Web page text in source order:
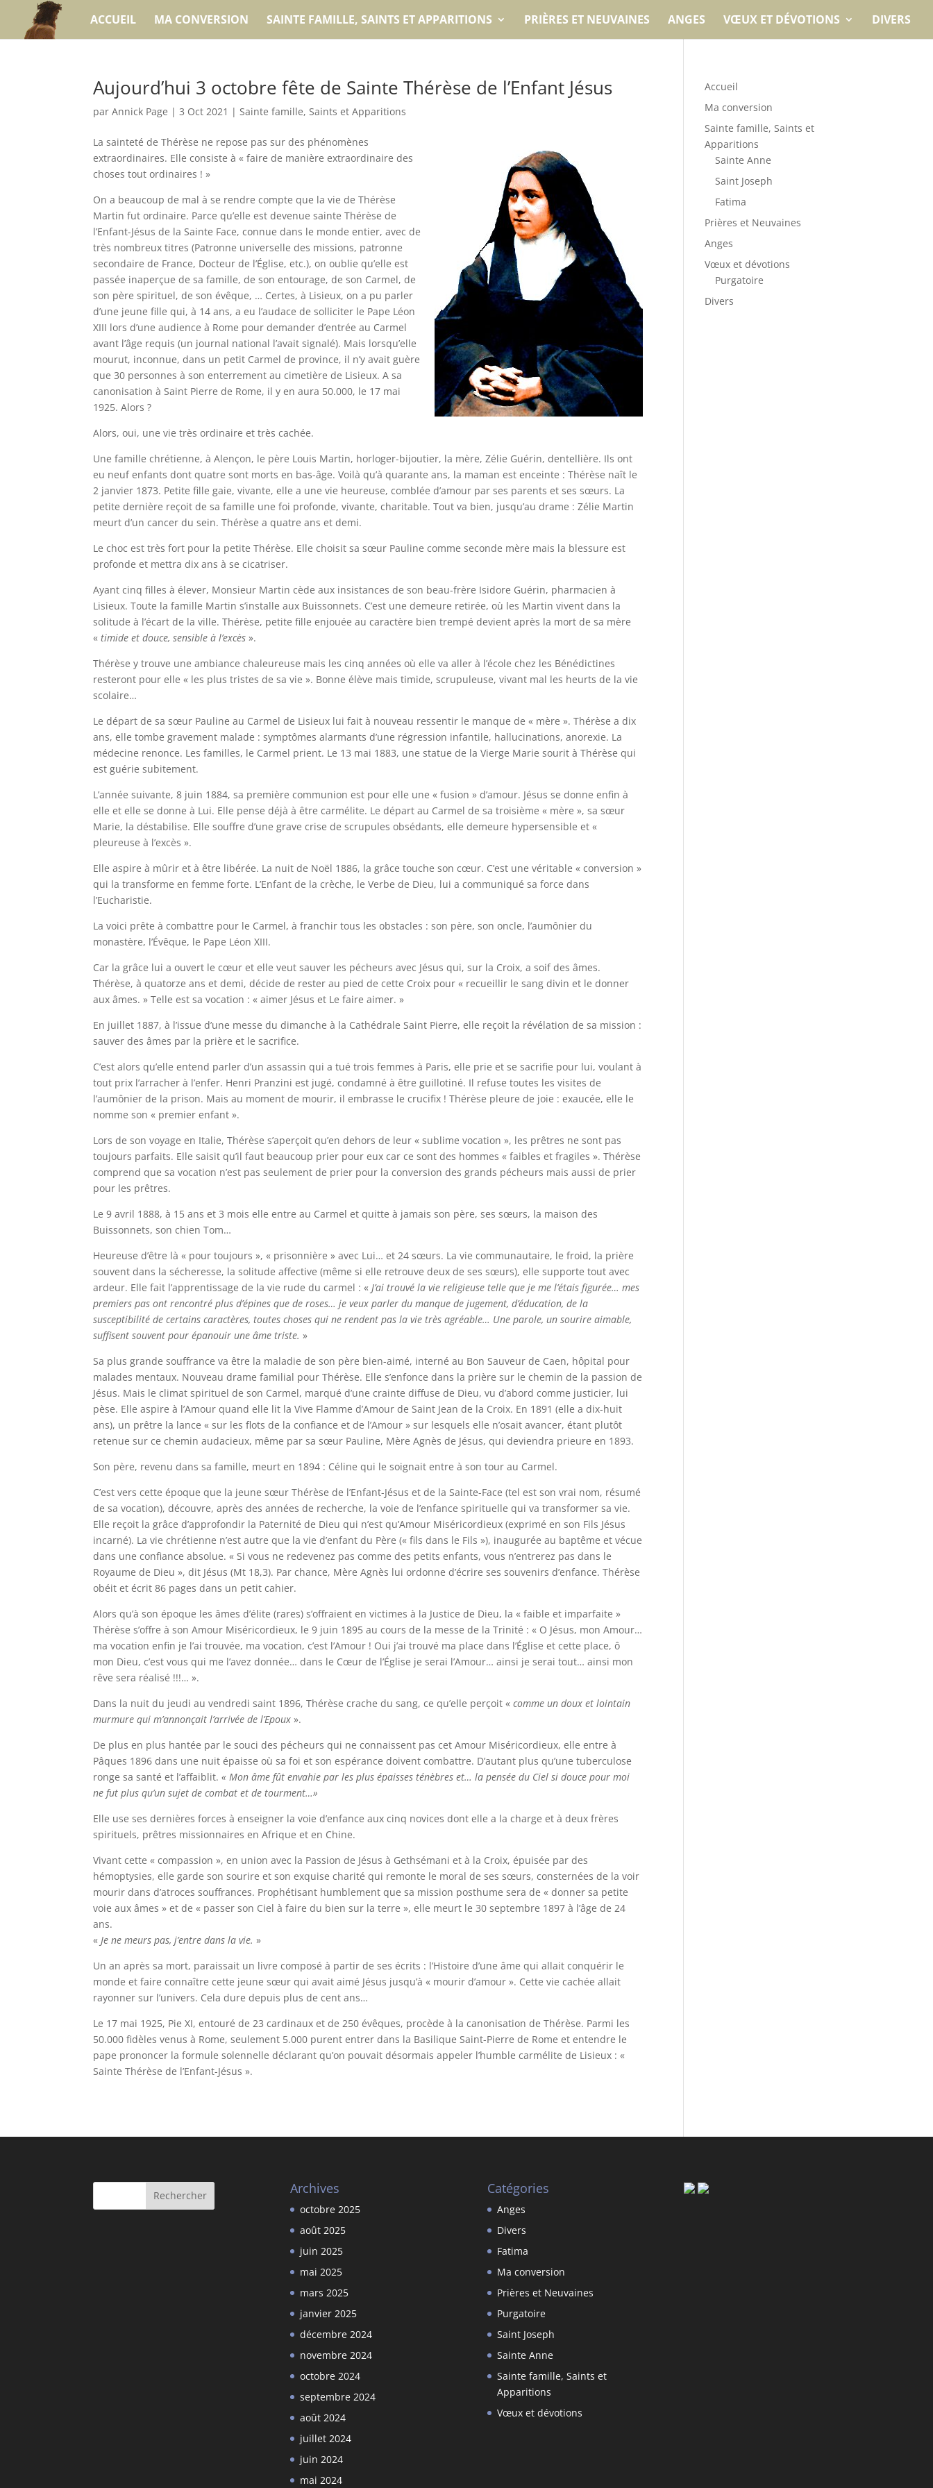
ACCUEIL MA CONVERSION SAINTE FAMILLE, SAINTS ET APPARITIONS PRIÈRES ET NEUVAINES ANGES VŒUX ET DÉVOTIONS DIVERS
Aujourd’hui 3 octobre fête de Sainte Thérèse de l’Enfant Jésus
parAnnick Page |3 Oct 2021 |Sainte famille, Saints et Apparitions
La sainteté de Thérèse ne repose pas sur des phénomènes
extraordinaires. Elle consiste à « faire de manière extraordinaire des
choses tout ordinaires ! »
On a beaucoup de mal à se rendre compte que la vie de Thérèse
Martin fut ordinaire. Parce qu’elle est devenue sainte Thérèse de
l’Enfant-Jésus de la Sainte Face, connue dans le monde entier, avec de
très nombreux titres (Patronne universelle des missions, patronne
secondaire de France, Docteur de l’Église, etc.), on oublie qu’elle est
passée inaperçue de sa famille, de son entourage, de son Carmel, de
son père spirituel, de son évêque, … Certes, à Lisieux, on a pu parler
d’une jeune fille qui, à 14 ans, a eu l’audace de solliciter le Pape Léon
XIII lors d’une audience à Rome pour demander d’entrée au Carmel
avant l’âge requis (un journal national l’avait signalé). Mais lorsqu’elle
mourut, inconnue, dans un petit Carmel de province, il n’y avait guère
que 30 personnes à son enterrement au cimetière de Lisieux. A sa
canonisation à Saint Pierre de Rome, il y en aura 50.000, le 17 mai
1925. Alors ?
Alors, oui, une vie très ordinaire et très cachée.
Une famille chrétienne, à Alençon, le père Louis Martin, horloger-bijoutier, la mère, Zélie Guérin, dentellière. Ils ont
eu neuf enfants dont quatre sont morts en bas-âge. Voilà qu’à quarante ans, la maman est enceinte : Thérèse naît le
2 janvier 1873. Petite fille gaie, vivante, elle a une vie heureuse, comblée d’amour par ses parents et ses sœurs. La
petite dernière reçoit de sa famille une foi profonde, vivante, charitable. Tout va bien, jusqu’au drame : Zélie Martin
meurt d’un cancer du sein. Thérèse a quatre ans et demi.
Le choc est très fort pour la petite Thérèse. Elle choisit sa sœur Pauline comme seconde mère mais la blessure est
profonde et mettra dix ans à se cicatriser.
Ayant cinq filles à élever, Monsieur Martin cède aux insistances de son beau-frère Isidore Guérin, pharmacien à
Lisieux. Toute la famille Martin s’installe aux Buissonnets. C’est une demeure retirée, où les Martin vivent dans la
solitude à l’écart de la ville. Thérèse, petite fille enjouée au caractère bien trempé devient après la mort de sa mère
«timide et douce, sensible à l’excès».
Thérèse y trouve une ambiance chaleureuse mais les cinq années où elle va aller à l’école chez les Bénédictines
resteront pour elle « les plus tristes de sa vie ». Bonne élève mais timide, scrupuleuse, vivant mal les heurts de la vie
scolaire…
Le départ de sa sœur Pauline au Carmel de Lisieux lui fait à nouveau ressentir le manque de « mère ». Thérèse a dix
ans, elle tombe gravement malade : symptômes alarmants d’une régression infantile, hallucinations, anorexie. La
médecine renonce. Les familles, le Carmel prient. Le 13 mai 1883, une statue de la Vierge Marie sourit à Thérèse qui
est guérie subitement.
L’année suivante, 8 juin 1884, sa première communion est pour elle une « fusion » d’amour. Jésus se donne enfin à
elle et elle se donne à Lui. Elle pense déjà à être carmélite. Le départ au Carmel de sa troisième « mère », sa sœur
Marie, la déstabilise. Elle souffre d’une grave crise de scrupules obsédants, elle demeure hypersensible et «
pleureuse à l’excès ».
Elle aspire à mûrir et à être libérée. La nuit de Noël 1886, la grâce touche son cœur. C’est une véritable « conversion »
qui la transforme en femme forte. L’Enfant de la crèche, le Verbe de Dieu, lui a communiqué sa force dans
l’Eucharistie.
La voici prête à combattre pour le Carmel, à franchir tous les obstacles : son père, son oncle, l’aumônier du
monastère, l’Évêque, le Pape Léon XIII.
Car la grâce lui a ouvert le cœur et elle veut sauver les pécheurs avec Jésus qui, sur la Croix, a soif des âmes.
Thérèse, à quatorze ans et demi, décide de rester au pied de cette Croix pour « recueillir le sang divin et le donner
aux âmes. » Telle est sa vocation : « aimer Jésus et Le faire aimer. »
En juillet 1887, à l’issue d’une messe du dimanche à la Cathédrale Saint Pierre, elle reçoit la révélation de sa mission :
sauver des âmes par la prière et le sacrifice.
C’est alors qu’elle entend parler d’un assassin qui a tué trois femmes à Paris, elle prie et se sacrifie pour lui, voulant à
tout prix l’arracher à l’enfer. Henri Pranzini est jugé, condamné à être guillotiné. Il refuse toutes les visites de
l’aumônier de la prison. Mais au moment de mourir, il embrasse le crucifix ! Thérèse pleure de joie : exaucée, elle le
nomme son « premier enfant ».
Lors de son voyage en Italie, Thérèse s’aperçoit qu’en dehors de leur « sublime vocation », les prêtres ne sont pas
toujours parfaits. Elle saisit qu’il faut beaucoup prier pour eux car ce sont des hommes « faibles et fragiles ». Thérèse
comprend que sa vocation n’est pas seulement de prier pour la conversion des grands pécheurs mais aussi de prier
pour les prêtres.
Le 9 avril 1888, à 15 ans et 3 mois elle entre au Carmel et quitte à jamais son père, ses sœurs, la maison des
Buissonnets, son chien Tom…
Heureuse d’être là « pour toujours », « prisonnière » avec Lui… et 24 sœurs. La vie communautaire, le froid, la prière
souvent dans la sécheresse, la solitude affective (même si elle retrouve deux de ses sœurs), elle supporte tout avec
ardeur. Elle fait l’apprentissage de la vie rude du carmel : «J’ai trouvé la vie religieuse telle que je me l’étais figurée… mes
premiers pas ont rencontré plus d’épines que de roses… je veux parler du manque de jugement, d’éducation, de la
susceptibilité de certains caractères, toutes choses qui ne rendent pas la vie très agréable… Une parole, un sourire aimable,
suffisent souvent pour épanouir une âme triste.»
Sa plus grande souffrance va être la maladie de son père bien-aimé, interné au Bon Sauveur de Caen, hôpital pour
malades mentaux. Nouveau drame familial pour Thérèse. Elle s’enfonce dans la prière sur le chemin de la passion de
Jésus. Mais le climat spirituel de son Carmel, marqué d’une crainte diffuse de Dieu, vu d’abord comme justicier, lui
pèse. Elle aspire à l’Amour quand elle lit la Vive Flamme d’Amour de Saint Jean de la Croix. En 1891 (elle a dix-huit
ans), un prêtre la lance « sur les flots de la confiance et de l’Amour » sur lesquels elle n’osait avancer, étant plutôt
retenue sur ce chemin audacieux, même par sa sœur Pauline, Mère Agnès de Jésus, qui deviendra prieure en 1893.
Son père, revenu dans sa famille, meurt en 1894 : Céline qui le soignait entre à son tour au Carmel.
C’est vers cette époque que la jeune sœur Thérèse de l’Enfant-Jésus et de la Sainte-Face (tel est son vrai nom, résumé
de sa vocation), découvre, après des années de recherche, la voie de l’enfance spirituelle qui va transformer sa vie.
Elle reçoit la grâce d’approfondir la Paternité de Dieu qui n’est qu’Amour Miséricordieux (exprimé en son Fils Jésus
incarné). La vie chrétienne n’est autre que la vie d’enfant du Père (« fils dans le Fils »), inaugurée au baptême et vécue
dans une confiance absolue. « Si vous ne redevenez pas comme des petits enfants, vous n’entrerez pas dans le
Royaume de Dieu », dit Jésus (Mt 18,3). Par chance, Mère Agnès lui ordonne d’écrire ses souvenirs d’enfance. Thérèse
obéit et écrit 86 pages dans un petit cahier.
Alors qu’à son époque les âmes d’élite (rares) s’offraient en victimes à la Justice de Dieu, la « faible et imparfaite »
Thérèse s’offre à son Amour Miséricordieux, le 9 juin 1895 au cours de la messe de la Trinité : « O Jésus, mon Amour…
ma vocation enfin je l’ai trouvée, ma vocation, c’est l’Amour ! Oui j’ai trouvé ma place dans l’Église et cette place, ô
mon Dieu, c’est vous qui me l’avez donnée… dans le Cœur de l’Église je serai l’Amour… ainsi je serai tout… ainsi mon
rêve sera réalisé !!!… ».
Dans la nuit du jeudi au vendredi saint 1896, Thérèse crache du sang, ce qu’elle perçoit «comme un doux et lointain
murmure qui m’annonçait l’arrivée de l’Epoux».
De plus en plus hantée par le souci des pécheurs qui ne connaissent pas cet Amour Miséricordieux, elle entre à
Pâques 1896 dans une nuit épaisse où sa foi et son espérance doivent combattre. D’autant plus qu’une tuberculose
ronge sa santé et l’affaiblit.« Mon âme fût envahie par les plus épaisses ténèbres et… la pensée du Ciel si douce pour moi
ne fut plus qu’un sujet de combat et de tourment…»
Elle use ses dernières forces à enseigner la voie d’enfance aux cinq novices dont elle a la charge et à deux frères
spirituels, prêtres missionnaires en Afrique et en Chine.
Vivant cette « compassion », en union avec la Passion de Jésus à Gethsémani et à la Croix, épuisée par des
hémoptysies, elle garde son sourire et son exquise charité qui remonte le moral de ses sœurs, consternées de la voir
mourir dans d’atroces souffrances. Prophétisant humblement que sa mission posthume sera de « donner sa petite
voie aux âmes » et de « passer son Ciel à faire du bien sur la terre », elle meurt le 30 septembre 1897 à l’âge de 24
ans.
«Je ne meurs pas, j’entre dans la vie. »
Un an après sa mort, paraissait un livre composé à partir de ses écrits : l’Histoire d’une âme qui allait conquérir le
monde et faire connaître cette jeune sœur qui avait aimé Jésus jusqu’à « mourir d’amour ». Cette vie cachée allait
rayonner sur l’univers. Cela dure depuis plus de cent ans…
Le 17 mai 1925, Pie XI, entouré de 23 cardinaux et de 250 évêques, procède à la canonisation de Thérèse. Parmi les
50.000 fidèles venus à Rome, seulement 5.000 purent entrer dans la Basilique Saint-Pierre de Rome et entendre le
pape prononcer la formule solennelle déclarant qu’on pouvait désormais appeler l’humble carmélite de Lisieux : «
Sainte Thérèse de l’Enfant-Jésus ».
Accueil
Ma conversion
Sainte famille, Saints et
Apparitions
Sainte Anne
Saint Joseph
Fatima
Prières et Neuvaines
Anges
Vœux et dévotions
Purgatoire
Divers
Archives
octobre 2025
août 2025
juin 2025
mai 2025
mars 2025
janvier 2025
décembre 2024
novembre 2024
octobre 2024
septembre 2024
août 2024
juillet 2024
juin 2024
mai 2024
Catégories
Anges
Divers
Fatima
Ma conversion
Prières et Neuvaines
Purgatoire
Saint Joseph
Sainte Anne
Sainte famille, Saints et
Apparitions
Vœux et dévotions